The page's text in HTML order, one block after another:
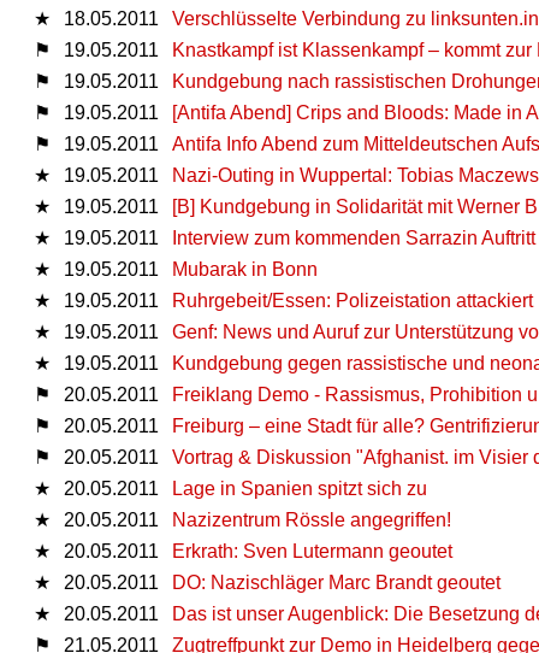
★
18.05.2011
Verschlüsselte Verbindung zu
⚑
19.05.2011
Knastkampf ist Klassenkampf – kommt
⚑
19.05.2011
Kundgebung nach rassistischen
⚑
19.05.2011
[Antifa Abend] Crips and Bloods: Made in
⚑
19.05.2011
Antifa Info Abend zum Mitteldeutschen
★
19.05.2011
Nazi-Outing in Wuppertal: Tobias
★
19.05.2011
[B] Kundgebung in Solidarität mit Werner
★
19.05.2011
Interview zum kommenden Sarrazin
★
19.05.2011
Mubarak in Bonn
★
19.05.2011
Ruhrgebeit/Essen: Polizeistation attackiert
★
19.05.2011
Genf: News und Auruf zur Unterstützung
★
19.05.2011
Kundgebung gegen rassistische und
⚑
20.05.2011
Freiklang Demo - Rassismus, Prohibition
⚑
20.05.2011
Freiburg – eine Stadt für alle?
⚑
20.05.2011
Vortrag & Diskussion "Afghanist. im Visier
★
20.05.2011
Lage in Spanien spitzt sich zu
★
20.05.2011
Nazizentrum Rössle angegriffen!
★
20.05.2011
Erkrath: Sven Lutermann geoutet
★
20.05.2011
DO: Nazischläger Marc Brandt geoutet
★
20.05.2011
Das ist unser Augenblick: Die Besetzung
⚑
21.05.2011
Zugtreffpunkt zur Demo in Heidelberg